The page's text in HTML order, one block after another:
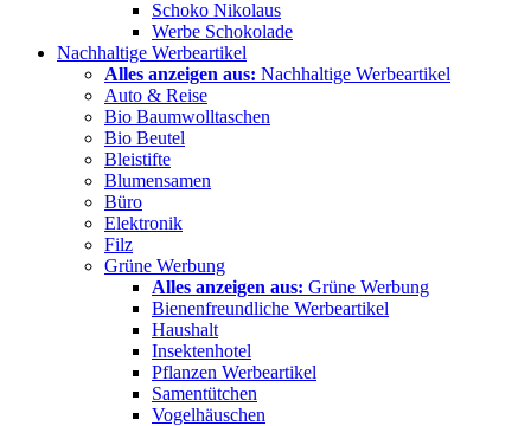
Schoko Nikolaus
Werbe Schokolade
Nachhaltige Werbeartikel
Alles anzeigen aus: Nachhaltige Werbeartikel
Auto & Reise
Bio Baumwolltaschen
Bio Beutel
Bleistifte
Blumensamen
Büro
Elektronik
Filz
Grüne Werbung
Alles anzeigen aus: Grüne Werbung
Bienenfreundliche Werbeartikel
Haushalt
Insektenhotel
Pflanzen Werbeartikel
Samentütchen
Vogelhäuschen